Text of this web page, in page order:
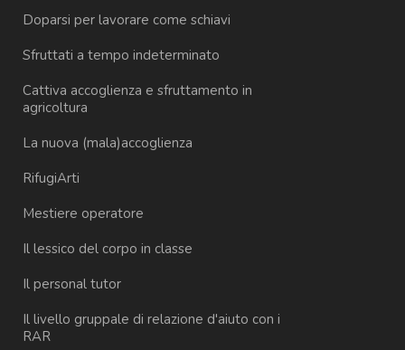
Doparsi per lavorare come schiavi
Sfruttati a tempo indeterminato
Cattiva accoglienza e sfruttamento in
agricoltura
La nuova (mala)accoglienza
RifugiArti
Mestiere operatore
Il lessico del corpo in classe
Il personal tutor
Il livello gruppale di relazione d'aiuto con i
RAR